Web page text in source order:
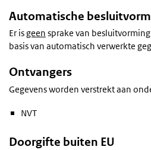
Automatische
Er isgeen sprake van
basis van automatisch verwerkte
Ontvangers
Gegevens worden verstrekt aan
NVT
Doorgifte buiten EU